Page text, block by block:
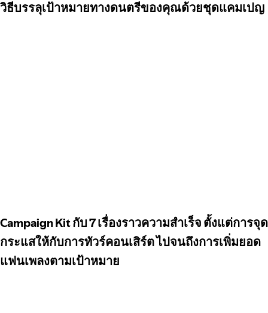
วิธีบรรลุเป้าหมายทางดนตรีของคุณด้วยชุดแคมเปญ
Campaign Kit กับ 7 เรื่องราวความสำเร็จ ตั้งแต่การจุด
กระแสให้กับการทัวร์คอนเสิร์ต ไปจนถึงการเพิ่มยอด
แฟนเพลงตามเป้าหมาย